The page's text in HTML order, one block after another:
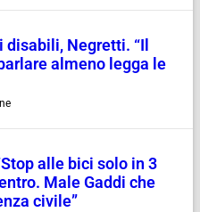
Negretti. “Il
almeno legga le
alle bici solo in 3
Male Gaddi che
civile”